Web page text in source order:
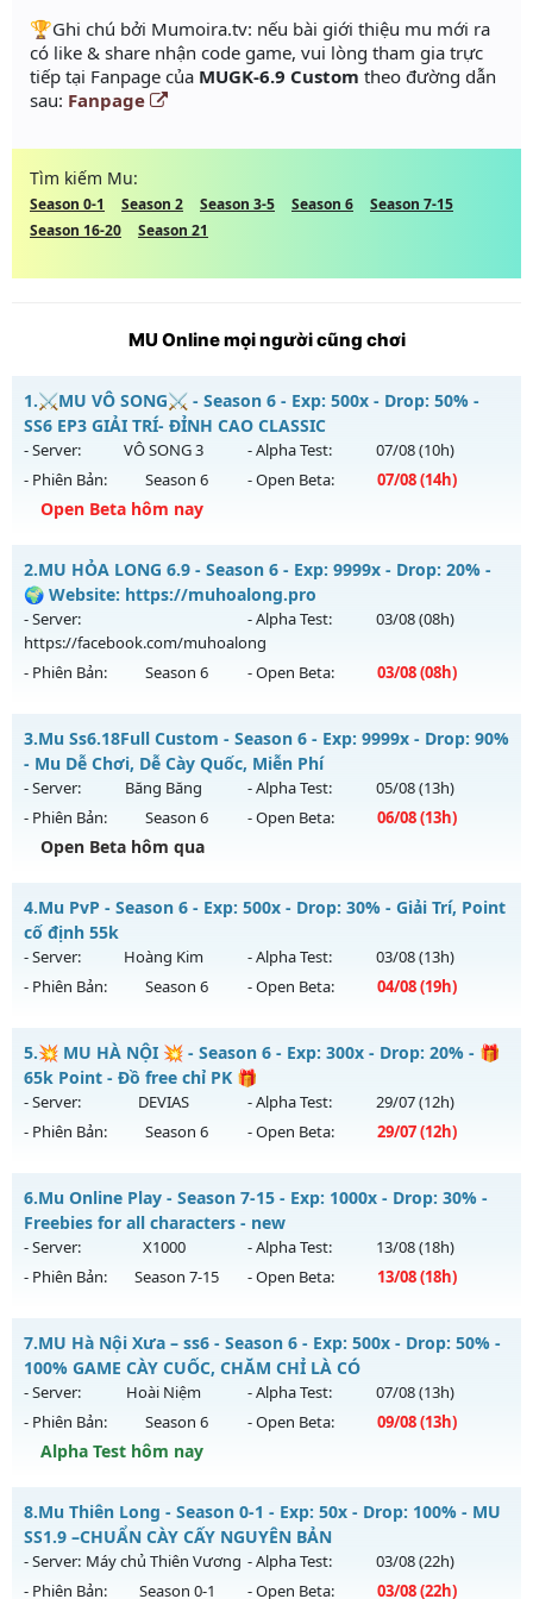
️🏆Ghi chú bởi Mumoira.tv: nếu bài giới thiệu mu mới ra
có like & share nhận code game, vui lòng tham gia trực
tiếp tại Fanpage của MUGK-6.9 Custom theo đường dẫn
sau: Fanpage
Tìm kiếm Mu:
Season 0-1 Season 2 Season 3-5 Season 6
Season 7-15
Season 16-20
Season 21
MU Online mọi người cũng chơi
1.⚔️MU VÔ SONG⚔️ - Season 6 - Exp: 500x - Drop: 50% -
SS6 EP3 GIẢI TRÍ- ĐỈNH CAO CLASSIC
- Server: VÔ SONG 3 - Alpha Test: 07/08(10h)
- Phiên Bản:
Season 6 - Open Beta: 07/08(14h)
Open Beta hôm nay
⚔️MU VÔ SONG⚔️ - SS6 EP3 GIẢI TRÍ- ĐỈNH CAO CLASSIC
Mu mới ra tháng 08 2026 - Mở máy chủ
ngày 07/08/2626
Exp: 500x - Drop: 50%
Antihack: MU8X
2.MU HỎA LONG 6.9 - Season 6 - Exp: 9999x - Drop: 20% -
🌍 Website: https://muhoalong.pro
- Server:
https://facebook.com/muhoalong
- Alpha Test: 03/08(08h)
- Phiên Bản: Season 6 - Open Beta: 03/08(08h)
MU HỎA LONG 6.9 - 🌍 Website: https://muhoalong.pro
Mu mới ra tháng 08 2026 - Mở máy chủ
https://facebook.com/muhoalongvào 08h ngày
03/08/2626
Exp: 9999x - Drop: 20%
Thể loại: Mu Nguyên bản Webzen
Antihack: XShield
3.Mu Ss6.18Full Custom - Season 6 - Exp: 9999x - Drop: 90%
- Mu Dễ Chơi, Dễ Cày Quốc, Miễn Phí
- Server: Băng Băng - Alpha Test: 05/08(13h)
- Phiên Bản:
Season 6 - Open Beta: 06/08(13h)
Open Beta hôm qua
Mu Ss6.18Full Custom - Mu Dễ Chơi, Dễ Cày Quốc, Miễn Phí
Mu mới ra tháng 08 2026 - Mở máy chủ
ngày 06/08/2626
Exp: 9999x - Drop: 90%
Thể loại: Mu Custom thêm đồ mới
Antihack: Gold dragon
4.Mu PvP - Season 6 - Exp: 500x - Drop: 30% - Giải Trí, Point
cố định 55k
- Server: Hoàng Kim - Alpha Test: 03/08(13h)
- Phiên Bản:
Season 6 - Open Beta: 04/08(19h)
Mu PvP - Giải Trí, Point cố định 55k
Mu mới ra tháng 08 2026 - Mở máy chủ
ngày 04/08/2626
Exp: 500x - Drop: 30%
Thể loại: Mu Nguyên bản Webzen
Antihack: Anti Vip bắt hack tuyệt đối
5.💥 MU HÀ NỘI 💥 - Season 6 - Exp: 300x - Drop: 20% - 🎁
65k Point - Đồ free chỉ PK 🎁
- Server: DEVIAS - Alpha Test: 29/07(12h)
- Phiên Bản:
Season 6 - Open Beta: 29/07(12h)
💥 MU HÀ NỘI 💥 - 🎁 65k Point - Đồ free chỉ PK 🎁
Mu mới ra tháng 07 2026 - Mở máy chủ
ngày 29/07/2626
Exp: 300x - Drop: 20%
Thể loại: Mu Custom thêm đồ mới
Antihack: BDCAM
6.Mu Online Play - Season 7-15 - Exp: 1000x - Drop: 30% -
Freebies for all characters - new
- Server: X1000 - Alpha Test: 13/08(18h)
- Phiên Bản:
Season 7-15 - Open Beta: 13/08(18h)
Mu Online Play - Freebies for all characters - new
Mu mới ra tháng 08 2026 - Mở máy chủX1000
13/08/2626
Exp: 1000x - Drop: 30%
Kiểu reset: Reset In Game
Antihack: AntiShield
7.MU Hà Nội Xưa – ss6 - Season 6 - Exp: 500x - Drop: 50% -
100% GAME CÀY CUỐC, CHĂM CHỈ LÀ CÓ
- Server: Hoài Niệm - Alpha Test: 07/08(13h)
- Phiên Bản:
Season 6 - Open Beta: 09/08(13h)
Alpha Test hôm nay
MU Hà Nội Xưa – ss6 - 100% GAME CÀY CUỐC, CHĂM CHỈ LÀ
CÓ
Mu mới ra tháng 08 2026 - Mở máy chủ
Hoài Niệmvào 13h
ngày 09/08/2626
8.Mu Thiên Long - Season 0-1 - Exp: 50x - Drop: 100% - MU
SS1.9 –CHUẨN CÀY CẤY NGUYÊN BẢN
- Server: Máy chủ Thiên Vương - Alpha Test: 03/08(22h)
- Phiên Bản:
Season 0-1 - Open Beta: 03/08(22h)